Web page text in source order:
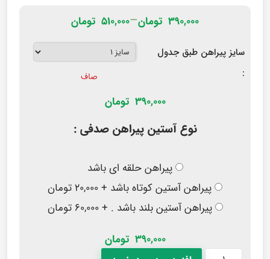
۳۹۰,۰۰۰ تومان–۵۱۰,۰۰۰ تومان
سایز پیراهن طبق جدول
:
صاف
390,000 تومان
نوع آستین پیراهن صدفی :
پیراهن حلقه ای باشد
پیراهن آستین کوتاه باشد + ۲۰,۰۰۰ تومان
پیراهن آستین بلند باشد . + ۶۰,۰۰۰ تومان
390,000 تومان